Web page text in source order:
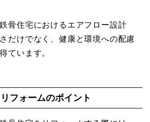
骨住宅におけるエアフロー設計
だけでなく、健康と環境への配慮
ています。
フォームのポイント